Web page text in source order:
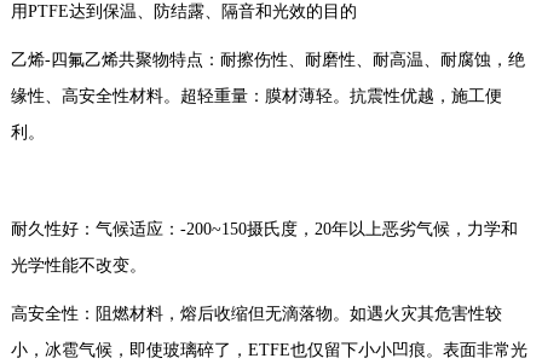
用PTFE达到保温、防结露、隔音和光效的目的
乙烯-四氟乙烯共聚物特点：耐擦伤性、耐磨性、耐高温、耐腐蚀，绝
缘性、高安全性材料。超轻重量：膜材薄轻。抗震性优越，施工便
利。
耐久性好：气候适应：-200~150摄氏度，20年以上恶劣气候，力学和
光学性能不改变。
高安全性：阻燃材料，熔后收缩但无滴落物。如遇火灾其危害性较
小，冰雹气候，即使玻璃碎了，ETFE也仅留下小小凹痕。表面非常光